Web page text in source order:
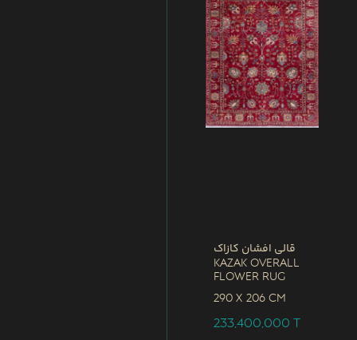
قالی افشان کازاک
Kazak Overall
Flower Rug
290 x 206 CM
233,400,000T